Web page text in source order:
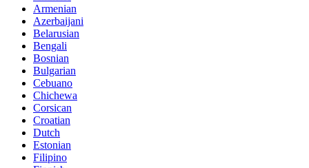
Armenian
Azerbaijani
Belarusian
Bengali
Bosnian
Bulgarian
Cebuano
Chichewa
Corsican
Croatian
Dutch
Estonian
Filipino